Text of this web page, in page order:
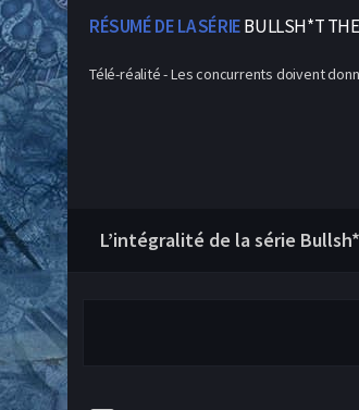
RÉSUMÉ DE LA SÉRIEBULLSH*T
Télé-réalité - Les concurrents doivent
L’intégralité de la série